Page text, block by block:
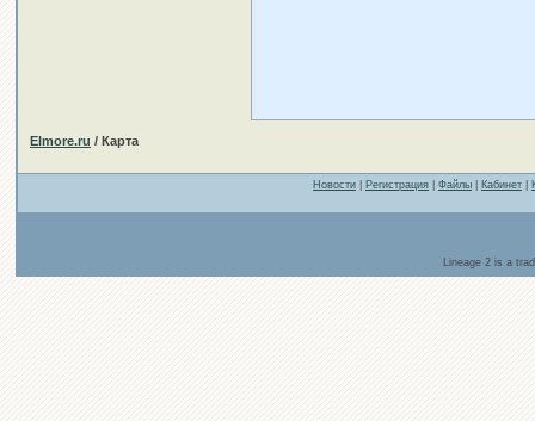
Elmore.ru / Карта
Новости Регистрация Файлы Кабинет
Lineage 2 is a